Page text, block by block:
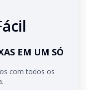
EM UM SÓ
com todos os